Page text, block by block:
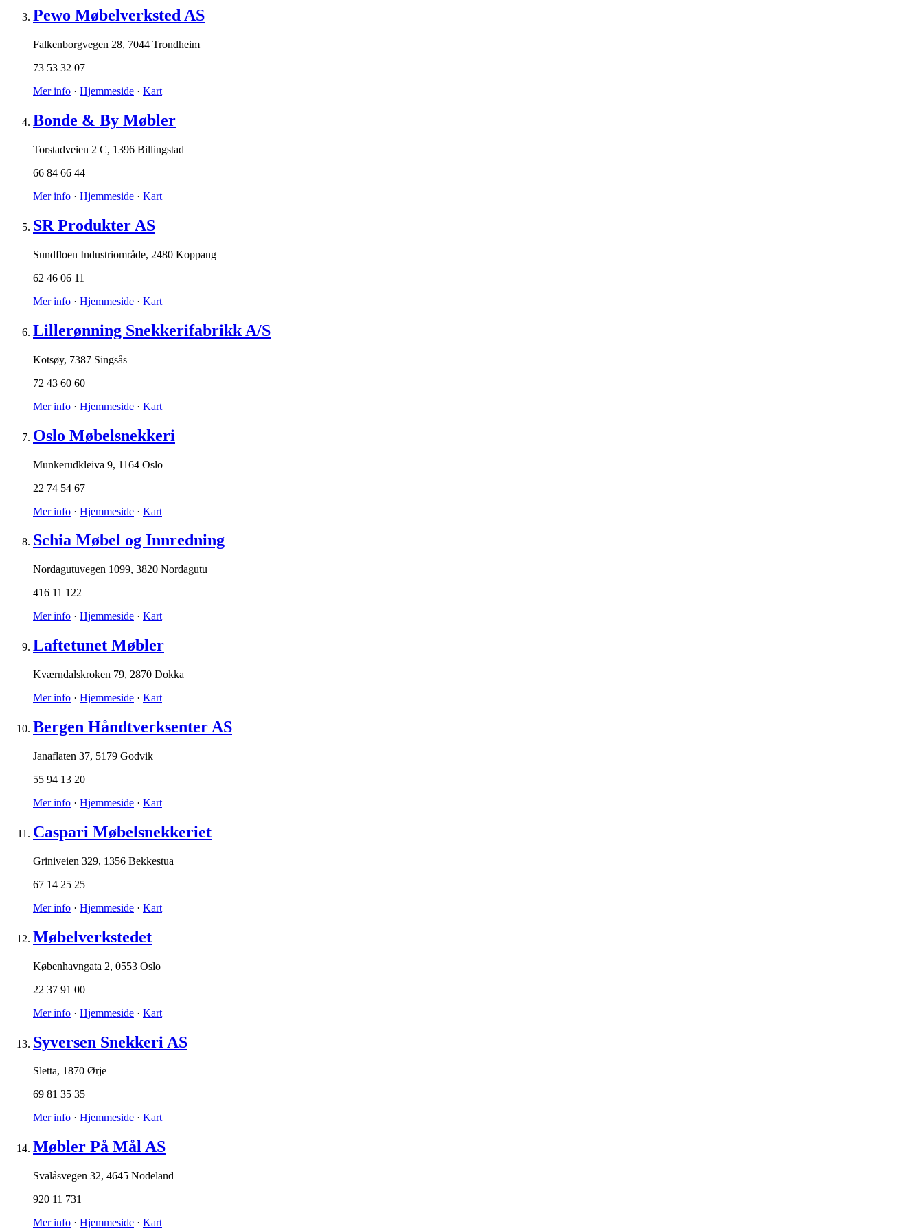
Pewo Møbelverksted AS
Falkenborgvegen 28, 7044 Trondheim
73 53 32 07
Mer info · Hjemmeside · Kart
Bonde & By Møbler
Torstadveien 2 C, 1396 Billingstad
66 84 66 44
Mer info · Hjemmeside · Kart
SR Produkter AS
Sundfloen Industriområde, 2480 Koppang
62 46 06 11
Mer info · Hjemmeside · Kart
Lillerønning Snekkerifabrikk A/S
Kotsøy, 7387 Singsås
72 43 60 60
Mer info · Hjemmeside · Kart
Oslo Møbelsnekkeri
Munkerudkleiva 9, 1164 Oslo
22 74 54 67
Mer info · Hjemmeside · Kart
Schia Møbel og Innredning
Nordagutuvegen 1099, 3820 Nordagutu
416 11 122
Mer info · Hjemmeside · Kart
Laftetunet Møbler
Kværndalskroken 79, 2870 Dokka
Mer info · Hjemmeside · Kart
Bergen Håndtverksenter AS
Janaflaten 37, 5179 Godvik
55 94 13 20
Mer info · Hjemmeside · Kart
Caspari Møbelsnekkeriet
Griniveien 329, 1356 Bekkestua
67 14 25 25
Mer info · Hjemmeside · Kart
Møbelverkstedet
Københavngata 2, 0553 Oslo
22 37 91 00
Mer info · Hjemmeside · Kart
Syversen Snekkeri AS
Sletta, 1870 Ørje
69 81 35 35
Mer info · Hjemmeside · Kart
Møbler På Mål AS
Svalåsvegen 32, 4645 Nodeland
920 11 731
Mer info · Hjemmeside · Kart